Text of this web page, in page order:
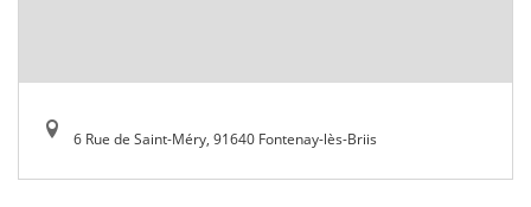
6 Rue de Saint-Méry, 91640 Fontenay-lès-Briis